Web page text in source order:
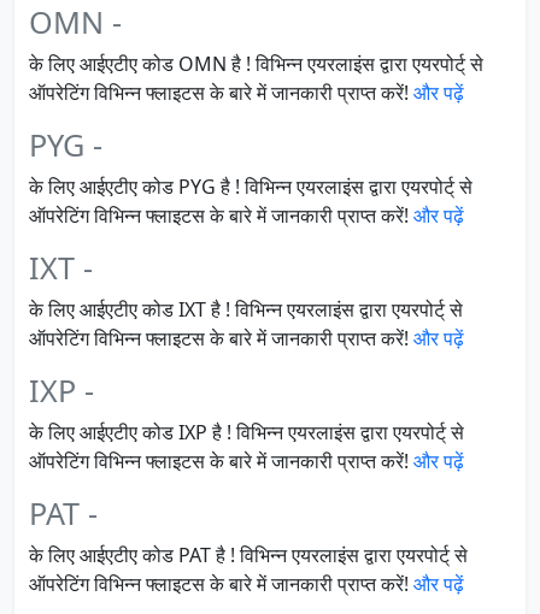
OMN -
के लिए आईएटीए कोड OMN है ! विभिन्न एयरलाइंस द्वारा एयरपोर्ट् से
ऑपरेटिंग विभिन्न फ्लाइटस के बारे में जानकारी प्राप्त करें! और पढ़ें
PYG -
के लिए आईएटीए कोड PYG है ! विभिन्न एयरलाइंस द्वारा एयरपोर्ट् से
ऑपरेटिंग विभिन्न फ्लाइटस के बारे में जानकारी प्राप्त करें! और पढ़ें
IXT -
के लिए आईएटीए कोड IXT है ! विभिन्न एयरलाइंस द्वारा एयरपोर्ट् से
ऑपरेटिंग विभिन्न फ्लाइटस के बारे में जानकारी प्राप्त करें! और पढ़ें
IXP -
के लिए आईएटीए कोड IXP है ! विभिन्न एयरलाइंस द्वारा एयरपोर्ट् से
ऑपरेटिंग विभिन्न फ्लाइटस के बारे में जानकारी प्राप्त करें! और पढ़ें
PAT -
के लिए आईएटीए कोड PAT है ! विभिन्न एयरलाइंस द्वारा एयरपोर्ट् से
ऑपरेटिंग विभिन्न फ्लाइटस के बारे में जानकारी प्राप्त करें! और पढ़ें